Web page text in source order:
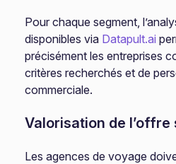
Pour chaque segment,
disponibles via Datapult.ai
précisément les entreprises
critères recherchés et de
commerciale.
Valorisation de
Les agences de voyage